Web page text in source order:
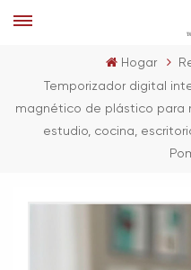
Hogar
Temporizador digital
magnético de plástico para
estudio, cocina,